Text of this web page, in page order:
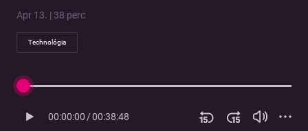
Apr 13. | 38 perc
Technológia
00:00:00/00:38:48